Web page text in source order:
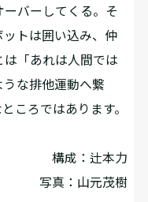
バーしてくる。そ
ットは囲い込み、仲
「あれは人間では
な排他運動へ繋
ころではあります。
構成：辻本力
写真：山元茂樹